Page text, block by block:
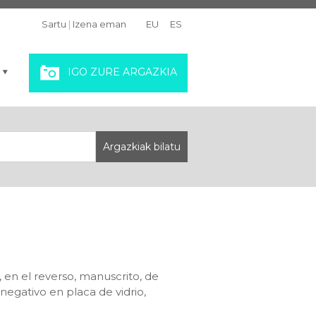
Sartu | Izena eman EU ES
IGO ZURE ARGAZKIA
el reverso, manuscrito, de
en placa de vidrio,